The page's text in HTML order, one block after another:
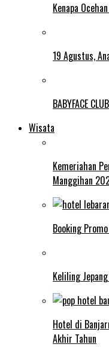
Kenapa
19 Agustus,
BABYFACE
Wisata
Kemeriahan
Manggihan
Booking
Keliling
Hotel di
Akhir Tahun